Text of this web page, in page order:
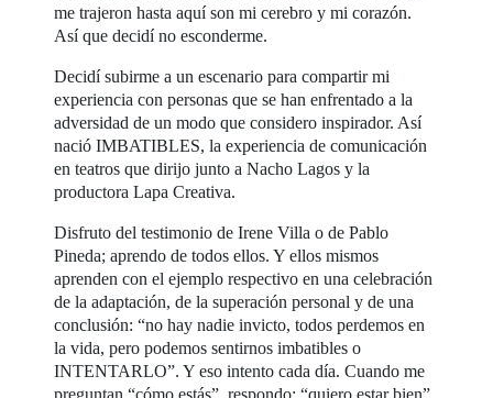
me trajeron hasta aquí son mi cerebro y mi corazón.
Así que decidí no esconderme.
Decidí subirme a un escenario para compartir mi
experiencia con personas que se han enfrentado a la
adversidad de un modo que considero inspirador. Así
nació IMBATIBLES, la experiencia de comunicación
en teatros que dirijo junto a Nacho Lagos y la
productora Lapa Creativa.
Disfruto del testimonio de Irene Villa o de Pablo
Pineda; aprendo de todos ellos. Y ellos mismos
aprenden con el ejemplo respectivo en una celebración
de la adaptación, de la superación personal y de una
conclusión: “no hay nadie invicto, todos perdemos en
la vida, pero podemos sentirnos imbatibles o
INTENTARLO”. Y eso intento cada día. Cuando me
preguntan “cómo estás”, respondo: “quiero estar bien”.